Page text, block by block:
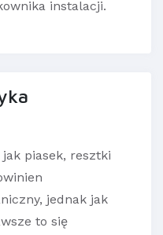
instalacji.
piasek, resztki
jednak jak
to się